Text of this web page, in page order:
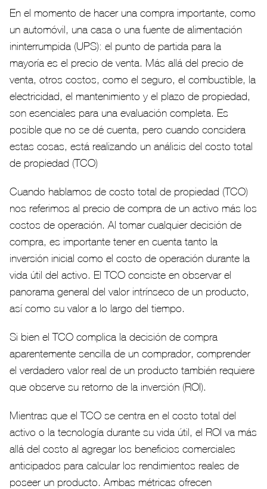
En el momento de hacer una compra importante, como
un automóvil, una casa o una fuente de alimentación
ininterrumpida (UPS): el punto de partida para la
mayoría es el precio de venta. Más allá del precio de
venta, otros costos, como el seguro, el combustible, la
electricidad, el mantenimiento y el plazo de propiedad,
son esenciales para una evaluación completa. Es
posible que no se dé cuenta, pero cuando considera
estas cosas, está realizando un análisis del costo total
de propiedad (TCO)
Cuando hablamos de costo total de propiedad (TCO)
nos referimos al precio de compra de un activo más los
costos de operación. Al tomar cualquier decisión de
compra, es importante tener en cuenta tanto la
inversión inicial como el costo de operación durante la
vida útil del activo. El TCO consiste en observar el
panorama general del valor intrínseco de un producto,
así como su valor a lo largo del tiempo.
Si bien el TCO complica la decisión de compra
aparentemente sencilla de un comprador, comprender
el verdadero valor real de un producto también requiere
que observe su retorno de la inversión (ROI).
Mientras que el TCO se centra en el costo total del
activo o la tecnología durante su vida útil, el ROI va más
allá del costo al agregar los beneficios comerciales
anticipados para calcular los rendimientos reales de
poseer un producto. Ambas métricas ofrecen